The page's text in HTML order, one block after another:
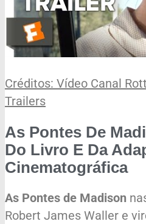
Créditos: Vídeo Canal
Trailers
As Pontes De
Do Livro E Da
Cinematográfica
As Pontes de Madison
Robert James Waller e